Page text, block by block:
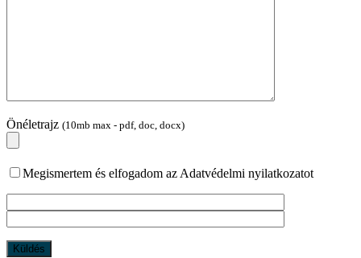
Önéletrajz (10mb max - pdf, doc, docx)
Megismertem és elfogadom az Adatvédelmi nyilatkozatot